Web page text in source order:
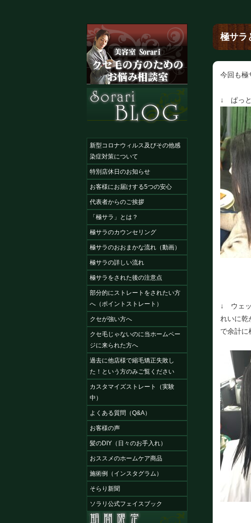
新型コロナウィルス及びその他感
染症対策について
特別店休日のお知らせ
お客様にお届けする5つの安心
代表者からのご挨拶
「極サラ」とは？
極サラのカウンセリング
極サラのおおまかな流れ（動画）
極サラの詳しい流れ
極サラをされた後の注意点
部分的にストレートをされたい方
へ（ポイントストレート）
クセが強い方へ
クセ毛じゃないのに当ホームペー
ジに来られた方へ
過去に他店様で縮毛矯正失敗し
た！という方のみご覧ください
カスタマイズストレート（実験
中）
よくある質問（Q&A）
お客様の声
髪のDIY（日々のお手入れ）
おススメのホームケア商品
施術例（インスタグラム）
そらり新聞
ソラリ公式フェイスブック
極サラ
今回も極
↓ ぱっと
↓ ウェッ
れいに乾
で余計に